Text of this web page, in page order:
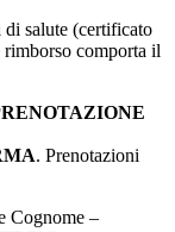
salute (certificato
rimborso comporta il
. Prenotazioni
Cognome –